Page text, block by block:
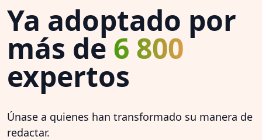
Ya adoptado por
más de 6 800
expertos
Únase a quienes han transformado su manera de
redactar.